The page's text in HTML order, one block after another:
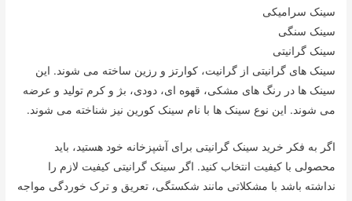
سینک سرامیکی
سینک سنگی
سینک گرانیتی
سینک های گرانیتی از گرانیت، کوارتز و رزین ساخته می شوند. این
سینک ها در رنگ های مشکی، قهوه ای، دودی، بژ و کرم تولید و عرضه
می شوند. این نوع سینک ها با نام سینک کورین نیز شناخته می شوند.
اگر به فکر خرید سینک گرانیتی برای آشپزخانه خود هستید، باید
محصولی با کیفیت انتخاب کنید. اگر سینک گرانیتی کیفیت لازم را
نداشته باشد با مشکلاتی مانند شکستگی، تعریق و ترک خوردگی مواجه